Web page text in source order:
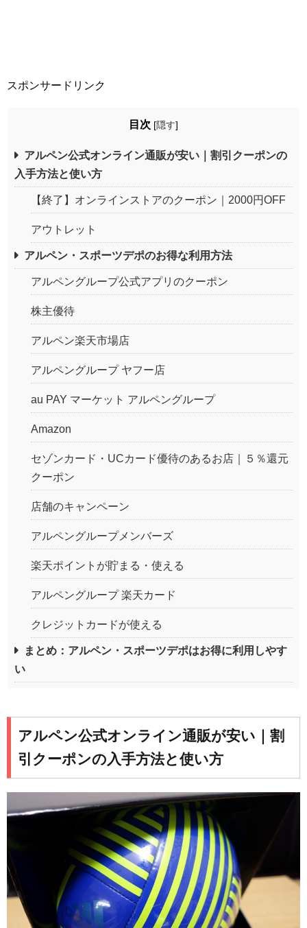
スポンサードリンク
目次 [隠す]
アルペン公式オンライン通販が安い｜割引クーポンの
入手方法と使い方
【終了】オンラインストアのクーポン｜2000円OFF
アウトレット
アルペン・スポーツデポのお得な利用方法
アルペングループ公式アプリのクーポン
株主優待
アルペン楽天市場店
アルペングループ ヤフー店
au PAY マーケット アルペングループ
Amazon
セゾンカード・UCカード優待のあるお店｜５％還元
クーポン
店舗のキャンペーン
アルペングループメンバーズ
楽天ポイントが貯まる・使える
アルペングループ 楽天カード
クレジットカードが使える
まとめ：アルペン・スポーツデポはお得に利用しやす
い
アルペン公式オンライン通販が安い｜割
引クーポンの入手方法と使い方